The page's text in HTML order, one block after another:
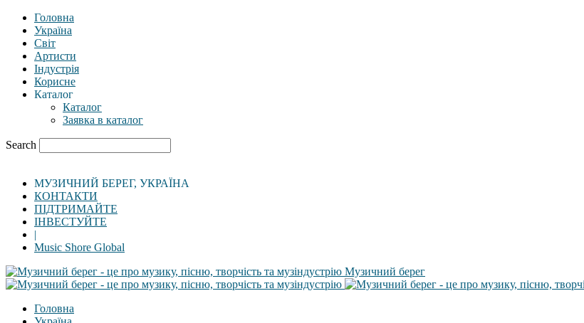
Головна
Україна
Світ
Артисти
Індустрія
Корисне
Каталог
Каталог
Заявка в каталог
Search
МУЗИЧНИЙ БЕРЕГ, УКРАЇНА
КОНТАКТИ
ПІДТРИМАЙТЕ
ІНВЕСТУЙТЕ
|
Music Shore Global
Музичний берег
Головна